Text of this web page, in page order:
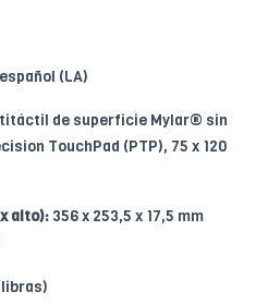
(LA)
de superficie Mylar® sin
TouchPad (PTP), 75 x 120
alto): 356 x 253,5 x 17,5 mm